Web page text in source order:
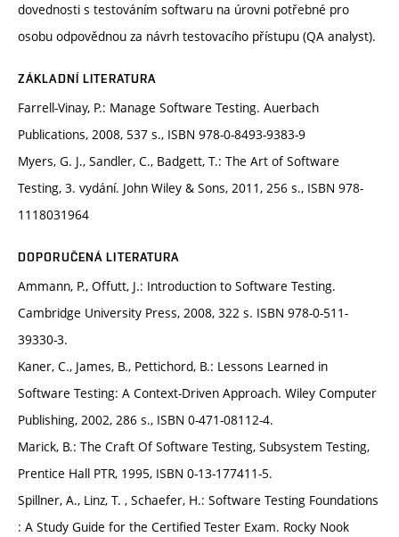
dovednosti s testováním softwaru na úrovni potřebné pro
osobu odpovědnou za návrh testovacího přístupu (QA analyst).
ZÁKLADNÍ LITERATURA
Farrell-Vinay, P.: Manage Software Testing. Auerbach
Publications, 2008, 537 s., ISBN 978-0-8493-9383-9
Myers, G. J., Sandler, C., Badgett, T.: The Art of Software
Testing, 3. vydání. John Wiley & Sons, 2011, 256 s., ISBN 978-
1118031964
DOPORUČENÁ LITERATURA
Ammann, P., Offutt, J.: Introduction to Software Testing.
Cambridge University Press, 2008, 322 s. ISBN 978-0-511-
39330-3.
Kaner, C., James, B., Pettichord, B.: Lessons Learned in
Software Testing: A Context-Driven Approach. Wiley Computer
Publishing, 2002, 286 s., ISBN 0-471-08112-4.
Marick, B.: The Craft Of Software Testing, Subsystem Testing,
Prentice Hall PTR, 1995, ISBN 0-13-177411-5.
Spillner, A., Linz, T. , Schaefer, H.: Software Testing Foundations
: A Study Guide for the Certified Tester Exam. Rocky Nook